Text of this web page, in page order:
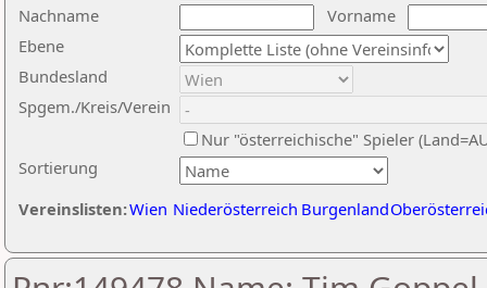
Nachname
Vorname
Ebene
Sortierung
Bundesland
Spgem./Kreis/Verein
Nur "österreichische" Spieler
Vereinslisten:Wien Niederösterreich Burgenland